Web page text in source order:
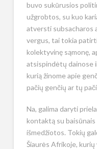
buvo sukūrusios
užgrobtos, su kuo
atversti subsacharos
vergus, tai tokia
kolektyvinę sąmonę,
atsispindėtų dainose
kurią žinome apie
pačių genčių ar tų
Na, galima daryti
kontaktą su
išmedžiotos. Tokių
Šiaurės Afrikoje, kurių